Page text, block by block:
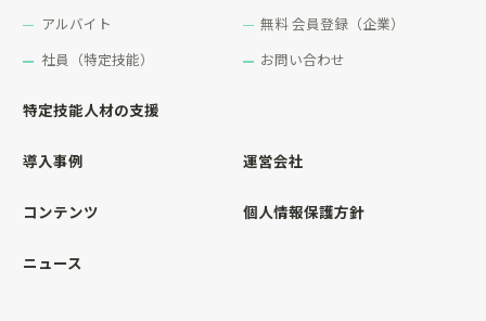
アルバイト
社員（特定技能）
特定技能人材の支援
導入事例
コンテンツ
ニュース
無料 会員登録（企業）
お問い合わせ
運営会社
個人情報保護方針